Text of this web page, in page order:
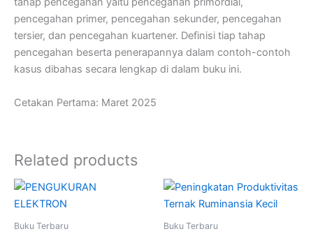
pencegahan primer, pencegahan sekunder, pencegahan
tersier, dan pencegahan kuartener. Definisi tiap tahap
pencegahan beserta penerapannya dalam contoh-contoh
kasus dibahas secara lengkap di dalam buku ini.
Cetakan Pertama: Maret 2025
Related products
Buku Terbaru Buku Terbaru